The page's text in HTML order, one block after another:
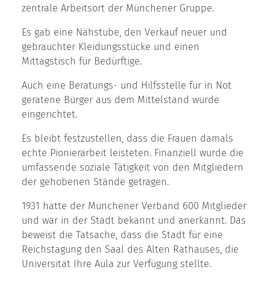
zentrale Arbeitsort der Münchener Gruppe.
Es gab eine Nähstube, den Verkauf neuer und
gebrauchter Kleidungsstücke und einen
Mittagstisch für Bedürftige.
Auch eine Beratungs- und Hilfsstelle für in Not
geratene Bürger aus dem Mittelstand wurde
eingerichtet.
Es bleibt festzustellen, dass die Frauen damals
echte Pionierarbeit leisteten. Finanziell wurde die
umfassende soziale Tätigkeit von den Mitgliedern
der gehobenen Stände getragen.
1931 hatte der Münchener Verband 600 Mitglieder
und war in der Stadt bekannt und anerkannt. Das
beweist die Tatsache, dass die Stadt für eine
Reichstagung den Saal des Alten Rathauses, die
Universität Ihre Aula zur Verfügung stellte.